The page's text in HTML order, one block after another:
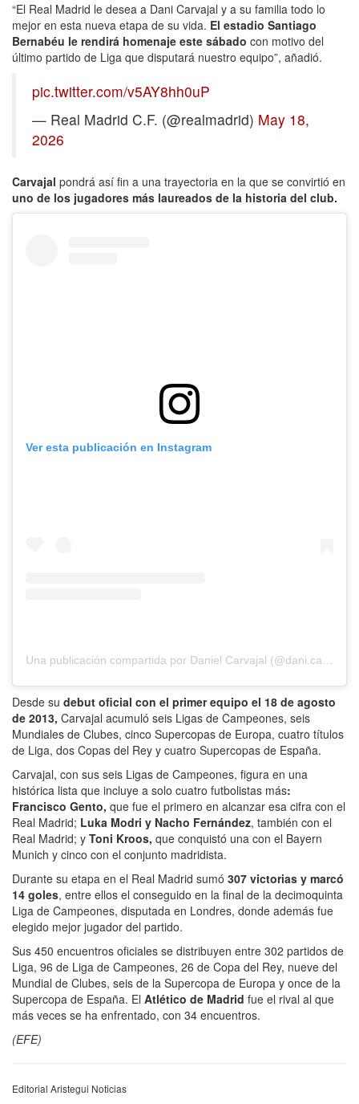
“El Real Madrid le desea a Dani Carvajal y a su familia todo lo
mejor en esta nueva etapa de su vida. El estadio Santiago
Bernabéu le rendirá homenaje este sábado con motivo del
último partido de Liga que disputará nuestro equipo”, añadió.
pic.twitter.com/v5AY8hh0uP
— Real Madrid C.F. (@realmadrid) May 18,
2026
Carvajal pondrá así fin a una trayectoria en la que se convirtió en
uno de los jugadores más laureados de la historia del club.
Ver esta publicación en Instagram
Una publicación compartida por Daniel Carvajal (@dani.carvajal.2)
Desde su debut oficial con el primer equipo el 18 de agosto
de 2013, Carvajal acumuló seis Ligas de Campeones, seis
Mundiales de Clubes, cinco Supercopas de Europa, cuatro títulos
de Liga, dos Copas del Rey y cuatro Supercopas de España.
Carvajal, con sus seis Ligas de Campeones, figura en una
histórica lista que incluye a solo cuatro futbolistas más:
Francisco Gento, que fue el primero en alcanzar esa cifra con el
Real Madrid; Luka Modri y Nacho Fernández, también con el
Real Madrid; y Toni Kroos, que conquistó una con el Bayern
Munich y cinco con el conjunto madridista.
Durante su etapa en el Real Madrid sumó 307 victorias y marcó
14 goles, entre ellos el conseguido en la final de la decimoquinta
Liga de Campeones, disputada en Londres, donde además fue
elegido mejor jugador del partido.
Sus 450 encuentros oficiales se distribuyen entre 302 partidos de
Liga, 96 de Liga de Campeones, 26 de Copa del Rey, nueve del
Mundial de Clubes, seis de la Supercopa de Europa y once de la
Supercopa de España. El Atlético de Madrid fue el rival al que
más veces se ha enfrentado, con 34 encuentros.
(EFE)
Editorial Aristegui Noticias